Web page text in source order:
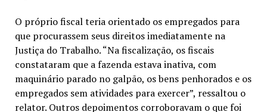
O próprio fiscal teria orientado os empregados para
que procurassem seus direitos imediatamente na
Justiça do Trabalho. “Na fiscalização, os fiscais
constataram que a fazenda estava inativa, com
maquinário parado no galpão, os bens penhorados e os
empregados sem atividades para exercer”, ressaltou o
relator. Outros depoimentos corroboravam o que foi